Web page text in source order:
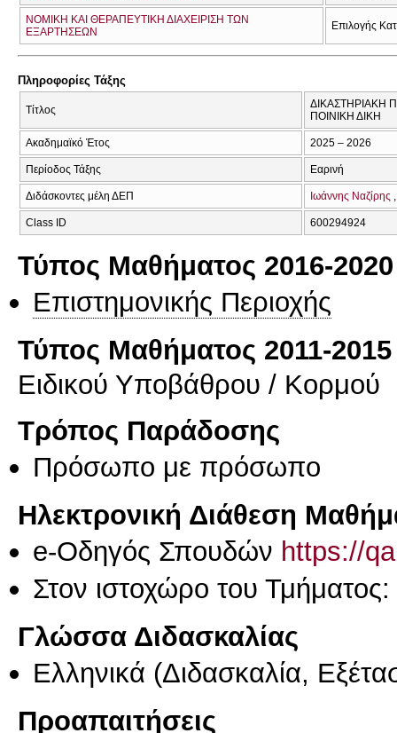
ΝΟΜΙΚΗ ΚΑΙ ΘΕΡΑΠΕΥΤΙΚΗ ΔΙΑΧΕΙΡΙΣΗ ΤΩΝ
ΕΞΑΡΤΗΣΕΩΝ
Επιλογής
Πληροφορίες Τάξης
Τίτλος
ΔΙΚΑΣΤΗΡΙΑΚΗ
ΠΟΙΝΙΚΗ ΔΙΚΗ
Ακαδημαϊκό Έτος 2025 – 2026
Περίοδος Τάξης Εαρινή
Διδάσκοντες μέλη ΔΕΠ Ιωάννης Ναζίρης
Class ID 600294924
Τύπος Μαθήματος 2016-2020
Επιστημονικής Περιοχής
Τύπος Μαθήματος 2011-2015
Ειδικού Υποβάθρου / Κορμού
Τρόπος Παράδοσης
Πρόσωπο με πρόσωπο
Ηλεκτρονική Διάθεση
e-Οδηγός Σπουδών https://
Στον ιστοχώρο του Τμήματος:
Γλώσσα Διδασκαλίας
Ελληνικά (Διδασκαλία,
Προαπαιτήσεις